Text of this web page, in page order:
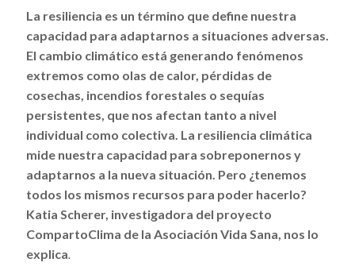
La resiliencia es un término que define nuestra
capacidad para adaptarnos a situaciones adversas.
El cambio climático está generando fenómenos
extremos como olas de calor, pérdidas de
cosechas, incendios forestales o sequías
persistentes, que nos afectan tanto a nivel
individual como colectiva. La resiliencia climática
mide nuestra capacidad para sobreponernos y
adaptarnos a la nueva situación. Pero ¿tenemos
todos los mismos recursos para poder hacerlo?
Katia Scherer, investigadora del proyecto
CompartoClima de la Asociación Vida Sana, nos lo
explica.